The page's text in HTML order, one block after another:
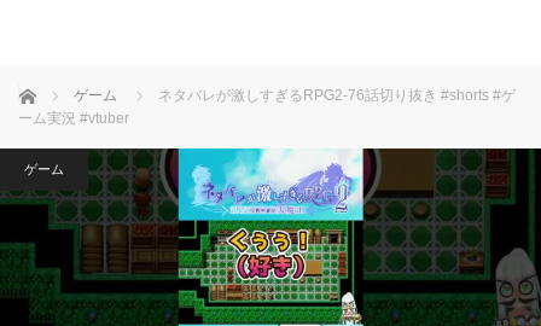
ホーム ゲーム
ネタバレが激しすぎるRPG2-76話切り抜き #shorts #ゲ
ーム実況 #vtuber
ゲーム